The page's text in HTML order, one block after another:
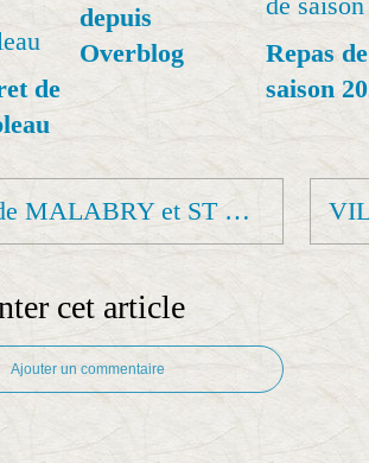
de
depuis
Overblog
Repas
saison
Bois de MALABRY et ST ELOI (Jeudi.train)
cet article
Ajouter un commentaire